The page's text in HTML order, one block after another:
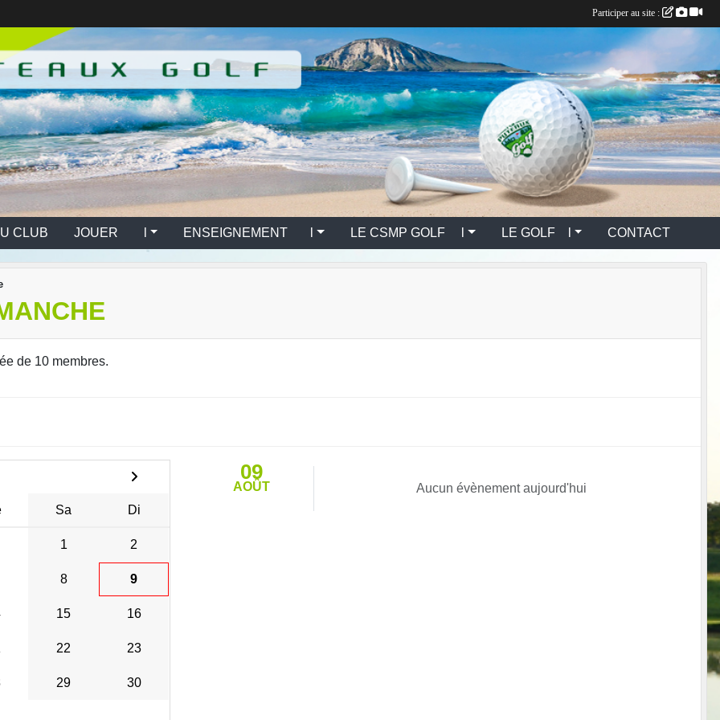
CLUB JOUER l ENSEIGNEMENT l LE CSMP GOLF l LE GOLF l CONTACT
de 10 membres.
Sa Di
1 2
8 9
15 16
22 23
29 30
09
AOÛT Aucun évènement aujourd'hui
Participer au site :